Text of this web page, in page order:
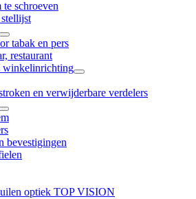
te schroeven
tabak en pers
restaurant
winkelinrichting
en verwijderbare verdelers
bevestigingen
optiek TOP VISION